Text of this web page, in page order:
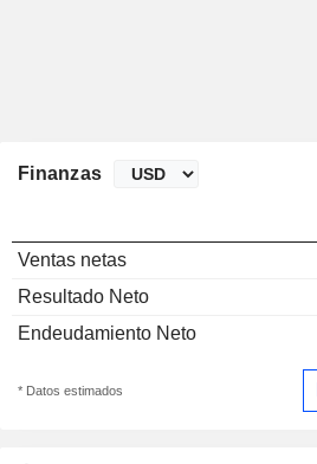
Finanzas
Ventas netas
Resultado Neto
Endeudamiento Neto
* Datos estimados